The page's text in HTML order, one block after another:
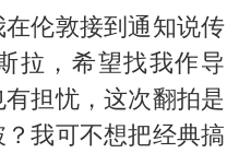
伦敦接到通知说传
拉，希望找我作导
担忧，这次翻拍是
我可不想把经典搞